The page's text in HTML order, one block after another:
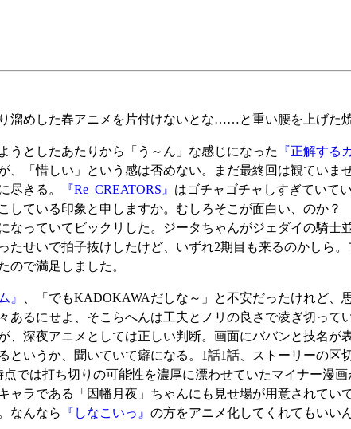
溜めした春アニメを片付けないとな……と重い腰を上げた
としたあたりから「う～ん」な感じになった 『正解する
「惜しい」という感は否めない。まだ最終回は観ていま
尽きる。 『Re_CREATORS』 はゴチャゴチャしすぎていて
している印象と申しますか。むしろそこが面白い、のか？
っていてビックリした。ジータちゃんがジェダイの騎士
たせいで拍子抜けしたけど、いずれ2期目も来るのかしら
ので満足しました。
』
、「でもKADOKAWAだしな～」と不安だったけれど、
あるにせよ、そこらへんは工夫とノリの良さで凌ぎ切って
、深夜アニメとしては正しい判断。画面にババンと技名が
いうか、聞いていて癖になる。1話1話、ストーリーの区
では打ち切りの可能性を濃厚に漂わせていたマイナー漫
ャラである「因幡月夜」ちゃんにも見せ場が用意されてい
なんなら
『しなこいっ』 の方をアニメ化してくれてもい